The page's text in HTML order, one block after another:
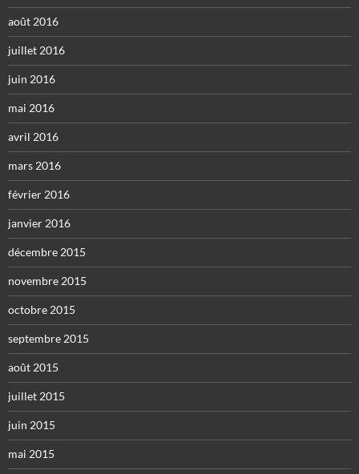
août 2016
juillet 2016
juin 2016
mai 2016
avril 2016
mars 2016
février 2016
janvier 2016
décembre 2015
novembre 2015
octobre 2015
septembre 2015
août 2015
juillet 2015
juin 2015
mai 2015